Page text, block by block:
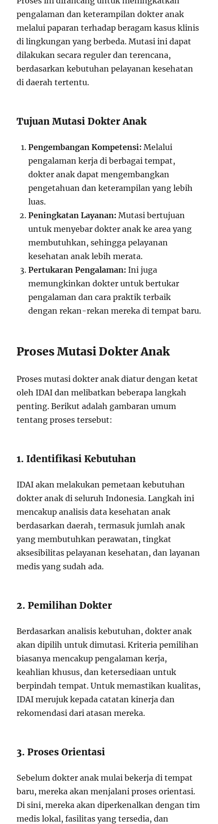
pengalaman dan keterampilan dokter anak
melalui paparan terhadap beragam kasus klinis
di lingkungan yang berbeda. Mutasi ini dapat
dilakukan secara reguler dan terencana,
berdasarkan kebutuhan pelayanan kesehatan
di daerah tertentu.
Tujuan Mutasi Dokter Anak
Pengembangan Kompetensi: Melalui
pengalaman kerja di berbagai tempat,
dokter anak dapat mengembangkan
pengetahuan dan keterampilan yang lebih
luas.
Peningkatan Layanan: Mutasi bertujuan
untuk menyebar dokter anak ke area yang
membutuhkan, sehingga pelayanan
kesehatan anak lebih merata.
Pertukaran Pengalaman: Ini juga
memungkinkan dokter untuk bertukar
pengalaman dan cara praktik terbaik
dengan rekan-rekan mereka di tempat baru.
Proses Mutasi Dokter Anak
Proses mutasi dokter anak diatur dengan ketat
oleh IDAI dan melibatkan beberapa langkah
penting. Berikut adalah gambaran umum
tentang proses tersebut:
1. Identifikasi Kebutuhan
IDAI akan melakukan pemetaan kebutuhan
dokter anak di seluruh Indonesia. Langkah ini
mencakup analisis data kesehatan anak
berdasarkan daerah, termasuk jumlah anak
yang membutuhkan perawatan, tingkat
aksesibilitas pelayanan kesehatan, dan layanan
medis yang sudah ada.
2. Pemilihan Dokter
Berdasarkan analisis kebutuhan, dokter anak
akan dipilih untuk dimutasi. Kriteria pemilihan
biasanya mencakup pengalaman kerja,
keahlian khusus, dan ketersediaan untuk
berpindah tempat. Untuk memastikan kualitas,
IDAI merujuk kepada catatan kinerja dan
rekomendasi dari atasan mereka.
3. Proses Orientasi
Sebelum dokter anak mulai bekerja di tempat
baru, mereka akan menjalani proses orientasi.
Di sini, mereka akan diperkenalkan dengan tim
medis lokal, fasilitas yang tersedia, dan